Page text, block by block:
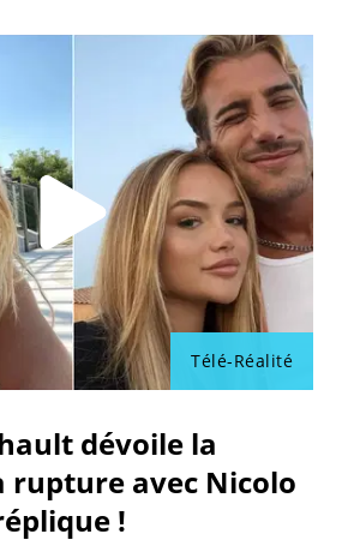
Télé-Réalité
dévoile la
rupture avec Nicolo
!